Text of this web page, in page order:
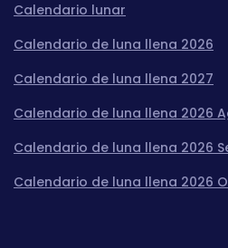
Calendario lunar
Calendario de luna llena 2026
Calendario de luna llena 2027
Calendario de luna llena 2026
Calendario de luna llena 2026
Calendario de luna llena 2026